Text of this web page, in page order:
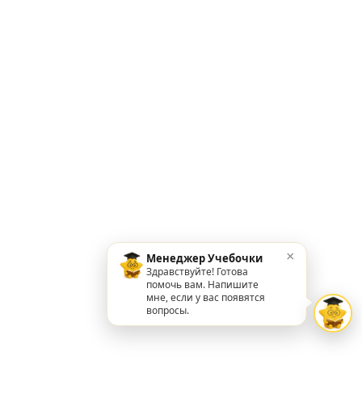
Менеджер Учебочки
Здравствуйте! Готова
помочь вам. Напишите
мне, если у вас появятся
вопросы.
×